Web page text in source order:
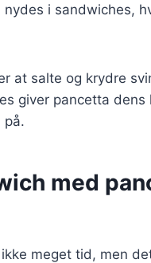
i sandwiches,
at salte og krydre
giver pancetta dens
på.
med
meget tid, men